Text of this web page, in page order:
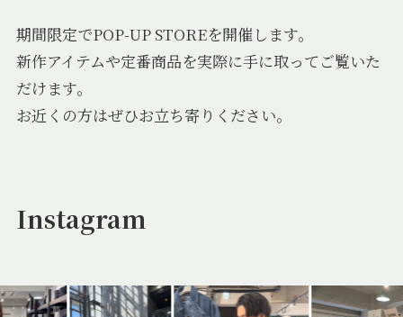
期間限定でPOP-UP STOREを開催します。
新作アイテムや定番商品を実際に手に取ってご覧いた
だけます。
お近くの方はぜひお立ち寄りください。
Instagram